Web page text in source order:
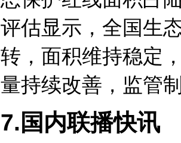
评估显示，全国生
转，面积维持稳定
量持续改善，监管
7.国内联播快讯